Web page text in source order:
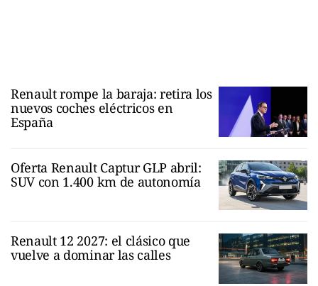
Renault rompe la baraja: retira los
nuevos coches eléctricos en
España
Oferta Renault Captur GLP abril:
SUV con 1.400 km de autonomía
Renault 12 2027: el clásico que
vuelve a dominar las calles